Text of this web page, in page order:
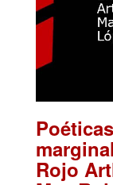
Rojo